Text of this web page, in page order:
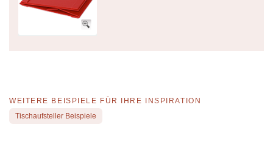
WEITERE BEISPIELE FÜR IHRE INSPIRATION
Tischaufsteller Beispiele